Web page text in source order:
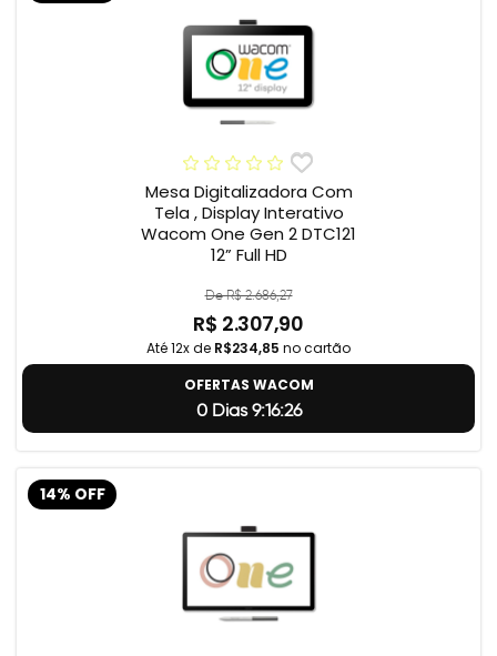
Mesa Digitalizadora Com
Tela , Display Interativo
Wacom One Gen 2 DTC121
12” Full HD
De R$ 2.686,27
R$ 2.307,90
Até 12x de R$234,85 no cartão
OFERTAS WACOM
0 Dias 9:16:25
14% OFF